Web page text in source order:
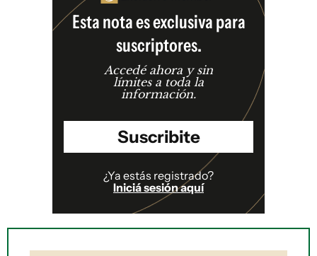
Esta nota es exclusiva para
suscriptores.
Accedé ahora y sin
límites a toda la
información.
Suscribite
¿Ya estás registrado?
Iniciá sesión aquí